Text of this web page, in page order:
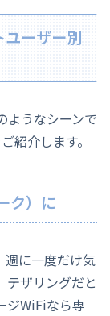
ユーザー別
ようなシーンで
紹介します。
ク）に
週に一度だけ気
テザリングだと
ジWiFiなら専